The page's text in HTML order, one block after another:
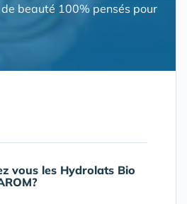
beauté 100% pensés pour
vous les Hydrolats Bio